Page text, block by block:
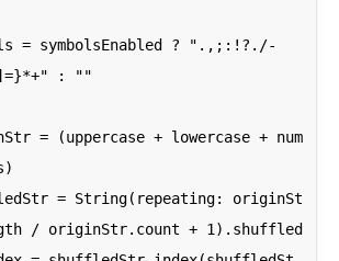
: ""
/ originStr.count + 1).shuffled